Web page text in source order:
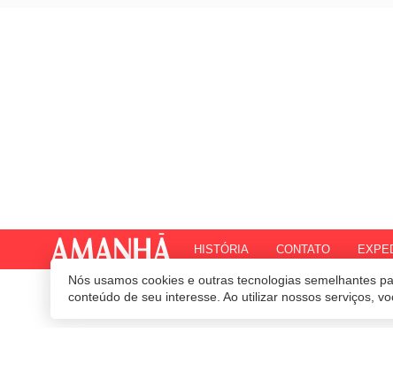
Nós usamos cookies e outras tecnologias semelhantes
conteúdo de seu interesse. Ao utilizar nossos serviços,
HISTÓRIA CONTATO
© 2020 Revista Amanhã. Todos os direitos reservados.Desenvolvido por